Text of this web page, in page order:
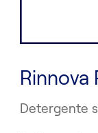
Rinnova
Detergente